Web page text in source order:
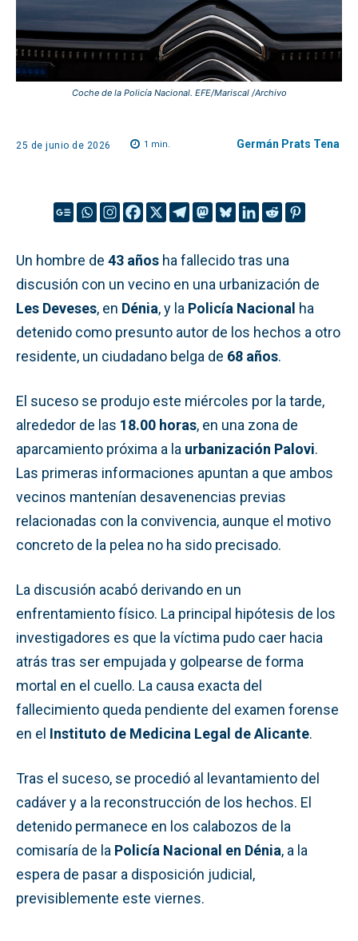
Coche de la Policía Nacional. EFE/Mariscal /Archivo
25 de junio de 2026 1 min. Germán Prats Tena
Un hombre de 43 años ha fallecido tras una
discusión con un vecino en una urbanización de
Les Deveses, en Dénia, y la Policía Nacional ha
detenido como presunto autor de los hechos a otro
residente, un ciudadano belga de 68 años.
El suceso se produjo este miércoles por la tarde,
alrededor de las 18.00 horas, en una zona de
aparcamiento próxima a la urbanización Palovi.
Las primeras informaciones apuntan a que ambos
vecinos mantenían desavenencias previas
relacionadas con la convivencia, aunque el motivo
concreto de la pelea no ha sido precisado.
La discusión acabó derivando en un
enfrentamiento físico. La principal hipótesis de los
investigadores es que la víctima pudo caer hacia
atrás tras ser empujada y golpearse de forma
mortal en el cuello. La causa exacta del
fallecimiento queda pendiente del examen forense
en el Instituto de Medicina Legal de Alicante.
Tras el suceso, se procedió al levantamiento del
cadáver y a la reconstrucción de los hechos. El
detenido permanece en los calabozos de la
comisaría de la Policía Nacional en Dénia, a la
espera de pasar a disposición judicial,
previsiblemente este viernes.